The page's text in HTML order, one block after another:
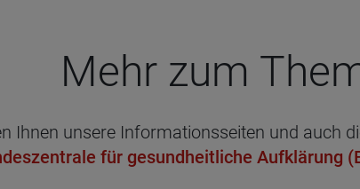
Mehr zum
Ihnen unsere Informationsseiten und auch
für gesundheitliche Aufklärung